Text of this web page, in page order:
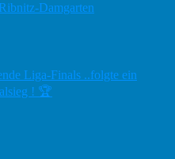
Damgarten
Liga-Finals ..folgte ein
! 🏆